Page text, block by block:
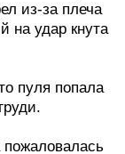
из-за плеча
на удар кнута
пуля попала